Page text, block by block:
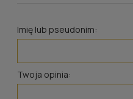
Imię lub pseudonim:
Twoja opinia: